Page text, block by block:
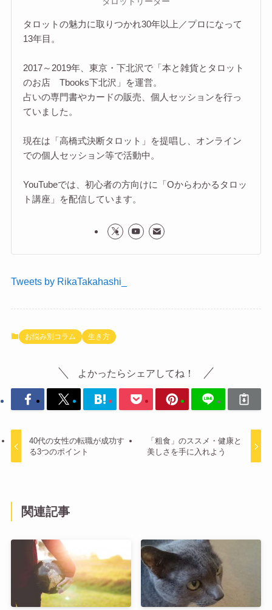
タロットの魅力に取りつかれ30年以上／プロになって
13年目。
2017～2019年、東京・下北沢で「本と雑貨とタロット
のお店 Tbooks下北沢」を運営。
占いの専門書やカードの販売、個人セッションを行っ
ていました。
現在は「高橋式決断タロット」を提唱し、オンライン
での個人セッション等で活動中。
YouTubeでは、初心者の方向けに「Oからわかるタロッ
ト講座」を配信しています。
Tweets by RikaTakahashi_
お悩み別コラム 生き方
よかったらシェアしてね！
40代の女性の転職が成功す
る3つのポイント
「粗食」のススメ・健康と
美しさを手に入れよう
関連記事